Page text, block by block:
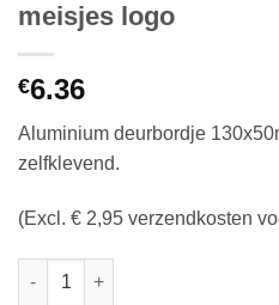
meisjes logo
€6.36
Aluminium deurbordje
zelfklevend.
(Excl. € 2,95 verzendkosten
Aluminium deurbordje